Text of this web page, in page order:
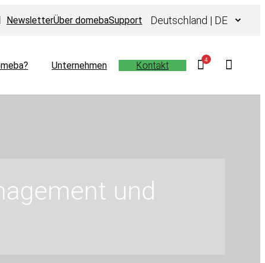
NewsletterÜber domebaSupportauswählen
Unternehmen Kontakt
4
und